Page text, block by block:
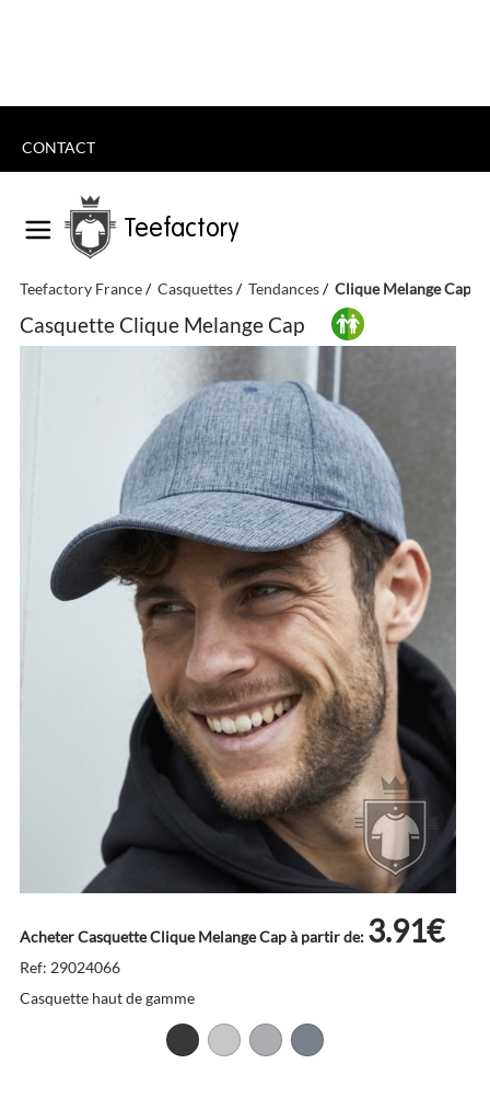
CONTACT
Teefactory
Teefactory France Casquettes Tendances Clique Melange Cap
Casquette Clique Melange Cap
Acheter Casquette Clique Melange Cap à partir de: 3.91€
Ref: 29024066
Casquette haut de gamme